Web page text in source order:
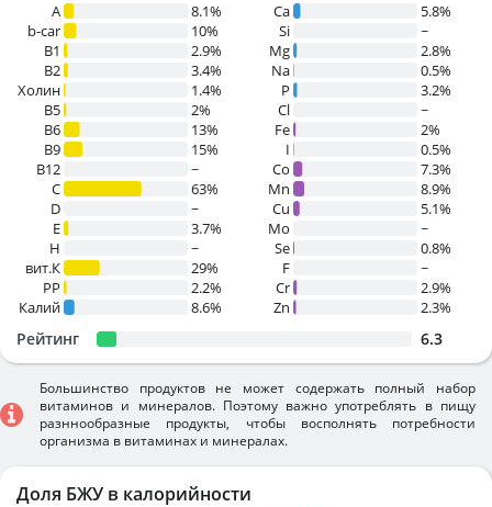
A
8.1%
b-car
10%
В1
2.9%
B2
3.4%
Холин
1.4%
B5
2%
B6
13%
B9
15%
B12
~
C
63%
D
~
E
3.7%
H
~
вит.К
29%
PP
2.2%
Калий
8.6%
Ca
5.8%
Si
~
Mg
2.8%
Na
0.5%
P
3.2%
Cl
~
Fe
2%
I
0.5%
Co
7.3%
Mn
8.9%
Cu
5.1%
Mo
~
Se
0.8%
F
~
Cr
2.9%
Zn
2.3%
Рейтинг 6.3
Большинство продуктов не может содержать полный набор
витаминов и минералов. Поэтому важно употреблять в пищу
разннообразные продукты, чтобы восполнять потребности
организма в витаминах и минералах.
Доля БЖУ в калорийности